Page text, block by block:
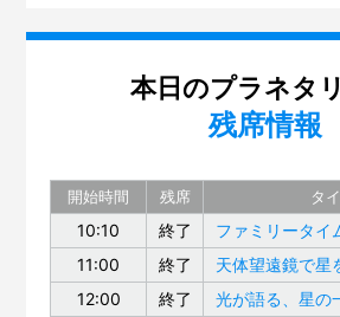
本日のプラネタ
残席情報
開始時間 残席 タ
10:10 終了
ファミリータイ
11:00
終了
天体望遠鏡で星
12:00
終了 光が語る、星の